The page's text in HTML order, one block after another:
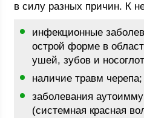
в силу разных причин. К
инфекционные
острой форме в
ушей, зубов и
наличие травм черепа;
заболевания
(системная красная